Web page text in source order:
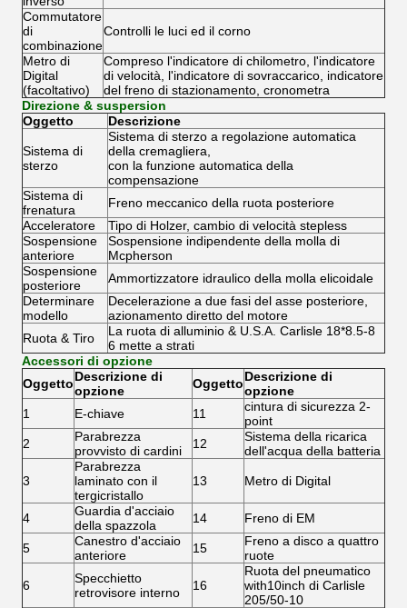
Commutatore
di
combinazione
Controlli le luci ed il corno
Metro di
Digital
(facoltativo)
Compreso l'indicatore di chilometro, l'indicatore
di velocità, l'indicatore di sovraccarico, indicatore
del freno di stazionamento, cronometra
Direzione & suspersion
Oggetto
Descrizione
Sistema di
sterzo
Sistema di sterzo a regolazione automatica
della cremagliera,
con la funzione automatica della
compensazione
Sistema di
frenatura
Freno meccanico della ruota posteriore
Acceleratore
Tipo di Holzer, cambio di velocità stepless
Sospensione
anteriore
Sospensione indipendente della molla di
Mcpherson
Sospensione
posteriore
Ammortizzatore idraulico della molla elicoidale
Determinare
modello
Decelerazione a due fasi del asse posteriore,
azionamento diretto del motore
Ruota & Tiro
La ruota di alluminio & U.S.A. Carlisle 18*8.5-8
6 mette a strati
Accessori di opzione
OggettoDescrizione di
opzione
OggettoDescrizione di
opzione
1
E-chiave 11
cintura di sicurezza 2-
point
2
Parabrezza
provvisto di cardini
12
Sistema della ricarica
dell'acqua della batteria
3
Parabrezza
laminato con il
tergicristallo
13 Metro di Digital
4
Guardia d'acciaio
della spazzola
14 Freno di EM
5
Canestro d'acciaio
anteriore
15
Freno a disco a quattro
ruote
6
Specchietto
retrovisore interno
16
Ruota del pneumatico
with10inch di Carlisle
205/50-10